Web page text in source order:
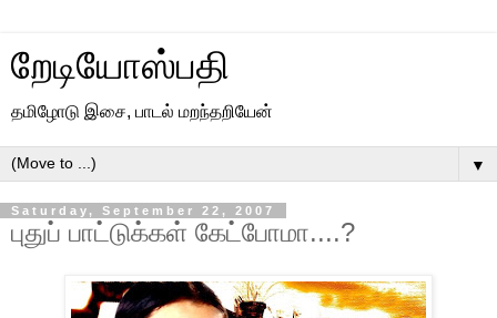
றேடியோஸ்பதி
தமிழோடு இசை, பாடல் மறந்தறியேன்
▼
Saturday, September 22, 2007
புதுப் பாட்டுக்கள் கேட்போமா....?